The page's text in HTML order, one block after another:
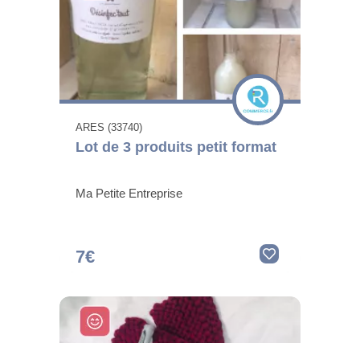
ARES (33740)
Lot de 3 produits petit format
Ma Petite Entreprise
7€